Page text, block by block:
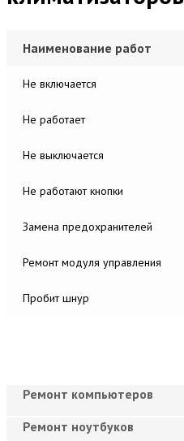
Наименование работ
Не включается
Не работает
Не выключается
Не работают кнопки
Замена предохранителей
Ремонт модуля управления
Пробит шнур
Ремонт компьютеров
Ремонт ноутбуков